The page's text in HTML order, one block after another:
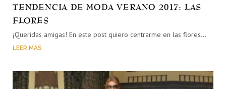
TENDENCIA DE MODA VERANO 2017: LAS
FLORES
¡Queridas amigas! En este post quiero centrarme en las flores…
LEER MÁS